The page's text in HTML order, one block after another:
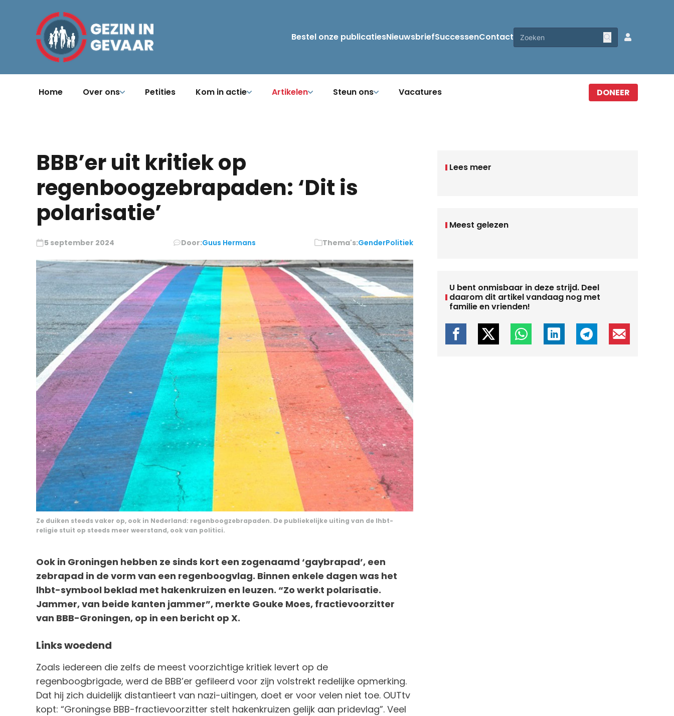
Bestel onze publicatiesNieuwsbriefSuccessenContact
Home Over ons Petities Kom in actie Artikelen Steun ons Vacatures DONEER
BBB’er uit kritiek op
regenboogzebrapaden: ‘Dit is
polarisatie’
5 september 2024 Door:Guus Hermans Thema's:GenderPolitiek
Ze duiken steeds vaker op, ook in Nederland: regenboogzebrapaden. De publiekelijke uiting van de lhbt-
religie stuit op steeds meer weerstand, ook van politici.
Ook in Groningen hebben ze sinds kort een zogenaamd ‘gaybrapad’, een
zebrapad in de vorm van een regenboogvlag. Binnen enkele dagen was het
lhbt-symbool beklad met hakenkruizen en leuzen. “Zo werkt polarisatie.
Jammer, van beide kanten jammer”, merkte Gouke Moes, fractievoorzitter
van BBB-Groningen, op in een bericht op X.
Links woedend
Zoals iedereen die zelfs de meest voorzichtige kritiek levert op de
regenboogbrigade, werd de BBB’er gefileerd voor zijn volstrekt redelijke opmerking.
Dat hij zich duidelijk distantieert van nazi-uitingen, doet er voor velen niet toe. OUTtv
kopt: “Groningse BBB-fractievoorzitter stelt hakenkruizen gelijk aan pridevlag”. Veel
Lees meer
Meest gelezen
U bent onmisbaar in deze strijd. Deel
daarom dit artikel vandaag nog met
familie en vrienden!